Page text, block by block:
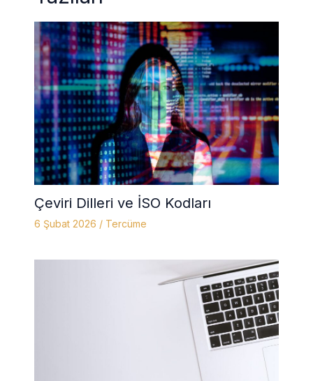
Çeviri Dilleri ve İSO Kodları
6 Şubat 2026 / Tercüme